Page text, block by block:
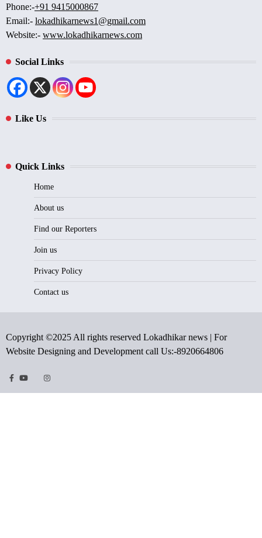
Phone:-+91 9415000867
Email:- lokadhikarnews1@gmail.com
Website:- www.lokadhikarnews.com
Social Links
Like Us
Quick Links
Home
About us
Find our Reporters
Join us
Privacy Policy
Contact us
Copyright ©2025 All rights reserved Lokadhikar news | For
Website Designing and Development call Us:-8920664806
Facebook
Youtube
TwitterInstragram